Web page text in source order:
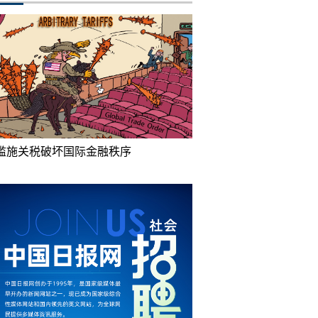
施关税破坏国际金融秩序